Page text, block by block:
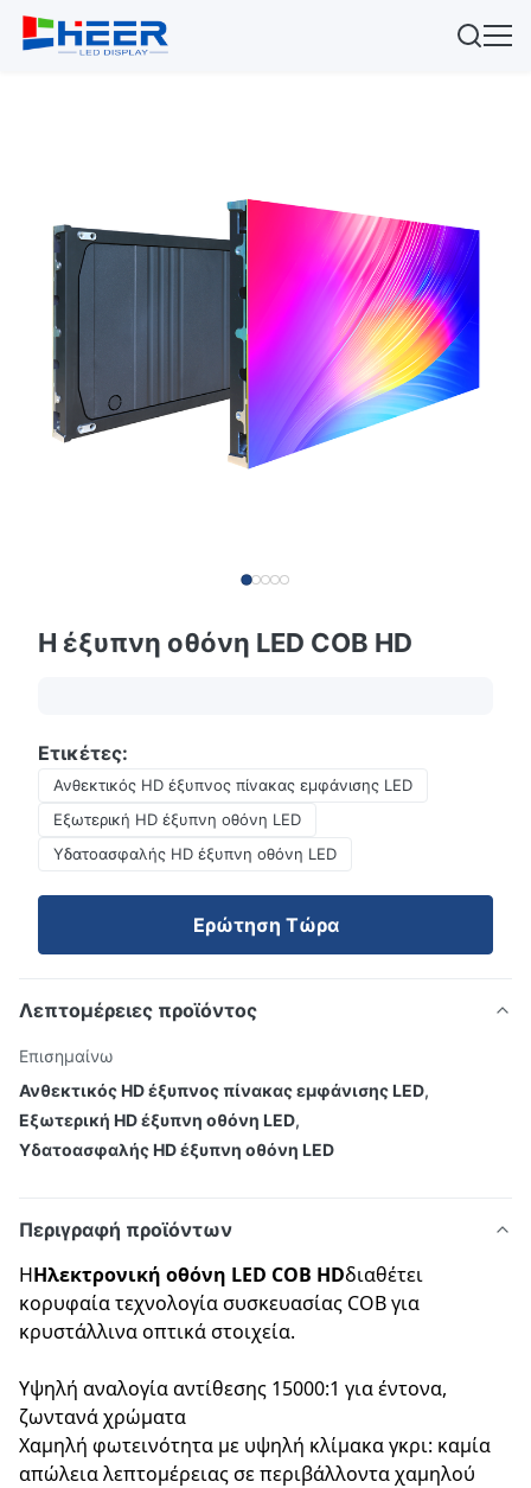
Η έξυπνη οθόνη LED COB HD
Ετικέτες:
Ανθεκτικός HD έξυπνος πίνακας εμφάνισης LED
Εξωτερική HD έξυπνη οθόνη LED
Υδατοασφαλής HD έξυπνη οθόνη LED
Ερώτηση Τώρα
Λεπτομέρειες προϊόντος
Επισημαίνω
Ανθεκτικός HD έξυπνος πίνακας εμφάνισης LED,
Εξωτερική HD έξυπνη οθόνη LED,
Υδατοασφαλής HD έξυπνη οθόνη LED
Περιγραφή προϊόντων
ΗΗλεκτρονική οθόνη LED COB HDδιαθέτει
κορυφαία τεχνολογία συσκευασίας COB για
κρυστάλλινα οπτικά στοιχεία.
Υψηλή αναλογία αντίθεσης 15000:1 για έντονα,
ζωντανά χρώματα
Χαμηλή φωτεινότητα με υψηλή κλίμακα γκρι: καμία
απώλεια λεπτομέρειας σε περιβάλλοντα χαμηλού